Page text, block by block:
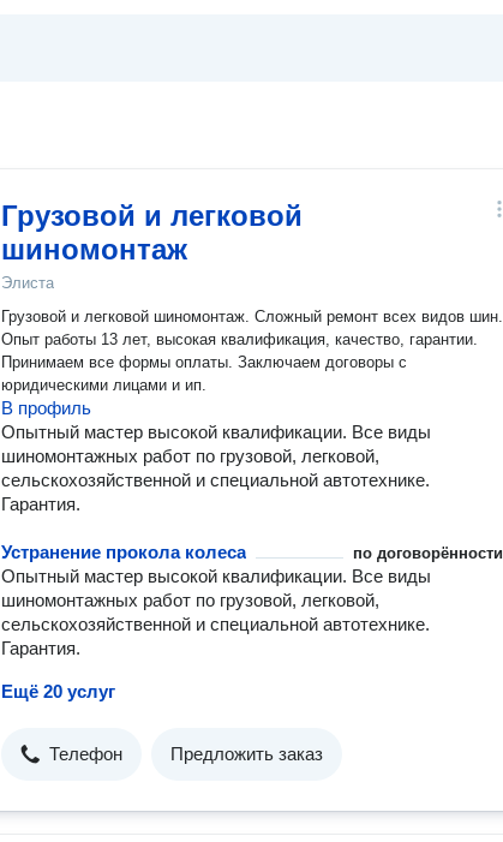
Грузовой и легковой
шиномонтаж
Элиста
Грузовой и легковой шиномонтаж. Сложный ремонт всех видов шин.
Опыт работы 13 лет, высокая квалификация, качество, гарантии.
Принимаем все формы оплаты. Заключаем договоры с
юридическими лицами и ип.
В профиль
Опытный мастер высокой квалификации. Все виды
шиномонтажных работ по грузовой, легковой,
сельскохозяйственной и специальной автотехнике.
Гарантия.
Устранение прокола колеса по договорённости
Опытный мастер высокой квалификации. Все виды
шиномонтажных работ по грузовой, легковой,
сельскохозяйственной и специальной автотехнике.
Гарантия.
Ещё 20 услуг
Телефон Предложить заказ